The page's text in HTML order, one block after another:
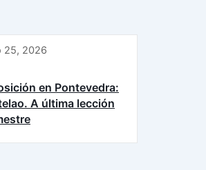
25, 2026
en Pontevedra:
A última lección